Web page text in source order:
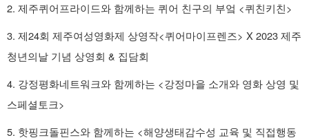
2. 제주퀴어프라이드와 함께하는 퀴어 친구의 부엌 <퀴친키친>
3. 제24회 제주여성영화제 상영작<퀴어마이프렌즈> X 2023 제주
청년의날 기념 상영회 & 집담회
4. 강정평화네트워크와 함께하는 <강정마을 소개와 영화 상영 및
스페셜토크>
5. 핫핑크돌핀스와 함께하는 <해양생태감수성 교육 및 직접행동